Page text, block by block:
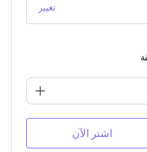
تغيير
اشتر الآن